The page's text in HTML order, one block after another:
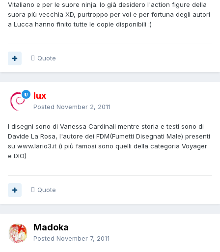
Vitaliano e per le suore ninja. Io già desidero l'action figure della
suora più vecchia XD, purtroppo per voi e per fortuna degli autori
a Lucca hanno finito tutte le copie disponibili :)
Quote
lux
Posted November 2, 2011
I disegni sono di Vanessa Cardinali mentre storia e testi sono di
Davide La Rosa, l'autore dei FDM(Fumetti Disegnati Male) presenti
su www.lario3.it (i più famosi sono quelli della categoria Voyager
e DIO)
Quote
Madoka
Posted November 7, 2011